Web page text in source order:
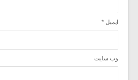
ایمیل *
وب‌ سایت